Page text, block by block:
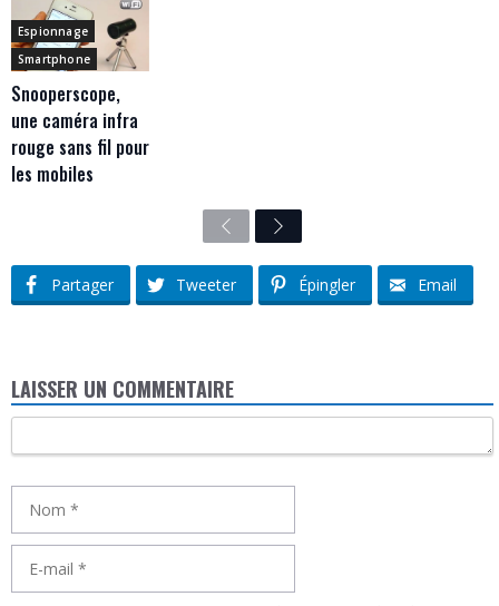
Espionnage
Smartphone
Snooperscope,
une caméra infra
rouge sans fil pour
les mobiles
PreviousNext
Partager Tweeter Épingler Email
LAISSER UN COMMENTAIRE
Nom
mail